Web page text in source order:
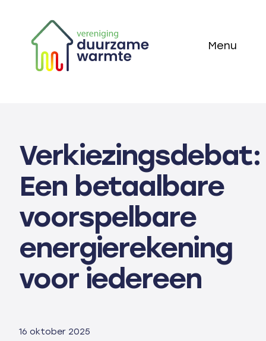
content
Menu
Technieken
Actueel
Over ons
Verkiezingsdebat:
Een betaalbare
voorspelbare
energierekening
voor iedereen
16 oktober 2025